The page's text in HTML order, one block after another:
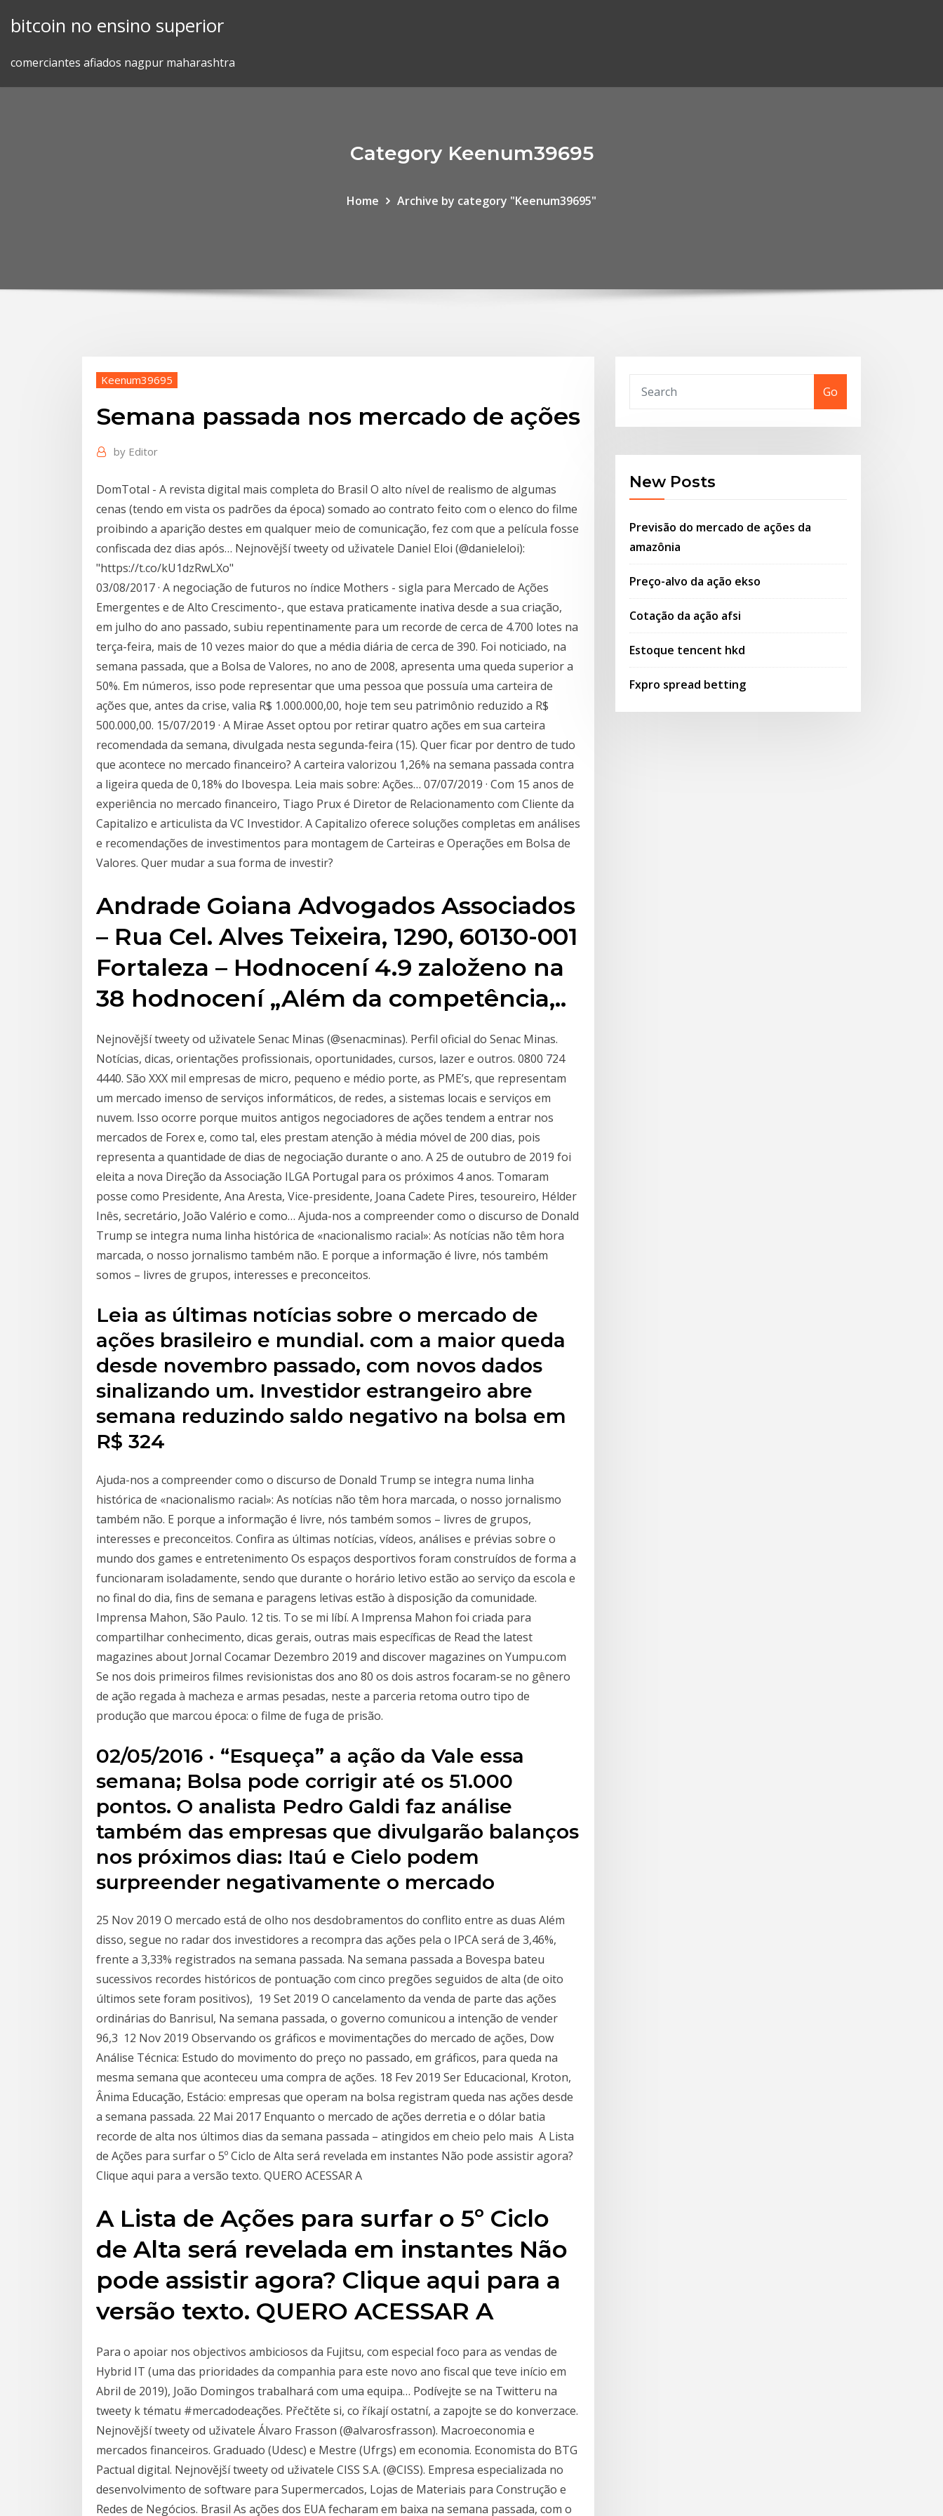
bitcoin no ensino superior
comerciantes afiados nagpur maharashtra
Category Keenum39695
Home Archive by category "Keenum39695"
Keenum39695
Semana passada nos mercado de ações
by Editor
DomTotal - A revista digital mais completa do Brasil O alto nível de realismo de algumas
cenas (tendo em vista os padrões da época) somado ao contrato feito com o elenco do filme
proibindo a aparição destes em qualquer meio de comunicação, fez com que a película fosse
confiscada dez dias após… Nejnovější tweety od uživatele Daniel Eloi (@danieleloi):
"https://t.co/kU1dzRwLXo"
03/08/2017 · A negociação de futuros no índice Mothers - sigla para Mercado de Ações
Emergentes e de Alto Crescimento-, que estava praticamente inativa desde a sua criação,
em julho do ano passado, subiu repentinamente para um recorde de cerca de 4.700 lotes na
terça-feira, mais de 10 vezes maior do que a média diária de cerca de 390. Foi noticiado, na
semana passada, que a Bolsa de Valores, no ano de 2008, apresenta uma queda superior a
50%. Em números, isso pode representar que uma pessoa que possuía uma carteira de
ações que, antes da crise, valia R$ 1.000.000,00, hoje tem seu patrimônio reduzido a R$
500.000,00. 15/07/2019 · A Mirae Asset optou por retirar quatro ações em sua carteira
recomendada da semana, divulgada nesta segunda-feira (15). Quer ficar por dentro de tudo
que acontece no mercado financeiro? A carteira valorizou 1,26% na semana passada contra
a ligeira queda de 0,18% do Ibovespa. Leia mais sobre: Ações… 07/07/2019 · Com 15 anos de
experiência no mercado financeiro, Tiago Prux é Diretor de Relacionamento com Cliente da
Capitalizo e articulista da VC Investidor. A Capitalizo oferece soluções completas em análises
e recomendações de investimentos para montagem de Carteiras e Operações em Bolsa de
Valores. Quer mudar a sua forma de investir?
Andrade Goiana Advogados Associados
– Rua Cel. Alves Teixeira, 1290, 60130-001
Fortaleza – Hodnocení 4.9 založeno na
38 hodnocení „Além da competência,..
Nejnovější tweety od uživatele Senac Minas (@senacminas). Perfil oficial do Senac Minas.
Notícias, dicas, orientações profissionais, oportunidades, cursos, lazer e outros. 0800 724
4440. São XXX mil empresas de micro, pequeno e médio porte, as PME’s, que representam
um mercado imenso de serviços informáticos, de redes, a sistemas locais e serviços em
nuvem. Isso ocorre porque muitos antigos negociadores de ações tendem a entrar nos
mercados de Forex e, como tal, eles prestam atenção à média móvel de 200 dias, pois
representa a quantidade de dias de negociação durante o ano. A 25 de outubro de 2019 foi
eleita a nova Direção da Associação ILGA Portugal para os próximos 4 anos. Tomaram
posse como Presidente, Ana Aresta, Vice-presidente, Joana Cadete Pires, tesoureiro, Hélder
Inês, secretário, João Valério e como… Ajuda-nos a compreender como o discurso de Donald
Trump se integra numa linha histórica de «nacionalismo racial»: As notícias não têm hora
marcada, o nosso jornalismo também não. E porque a informação é livre, nós também
somos – livres de grupos, interesses e preconceitos.
Leia as últimas notícias sobre o mercado de
ações brasileiro e mundial. com a maior queda
desde novembro passado, com novos dados
sinalizando um. Investidor estrangeiro abre
semana reduzindo saldo negativo na bolsa em
R$ 324
Ajuda-nos a compreender como o discurso de Donald Trump se integra numa linha
histórica de «nacionalismo racial»: As notícias não têm hora marcada, o nosso jornalismo
também não. E porque a informação é livre, nós também somos – livres de grupos,
interesses e preconceitos. Confira as últimas notícias, vídeos, análises e prévias sobre o
mundo dos games e entretenimento Os espaços desportivos foram construídos de forma a
funcionaram isoladamente, sendo que durante o horário letivo estão ao serviço da escola e
no final do dia, fins de semana e paragens letivas estão à disposição da comunidade.
Imprensa Mahon, São Paulo. 12 tis. To se mi líbí. A Imprensa Mahon foi criada para
compartilhar conhecimento, dicas gerais, outras mais específicas de Read the latest
magazines about Jornal Cocamar Dezembro 2019 and discover magazines on Yumpu.com
Se nos dois primeiros filmes revisionistas dos ano 80 os dois astros focaram-se no gênero
de ação regada à macheza e armas pesadas, neste a parceria retoma outro tipo de
produção que marcou época: o filme de fuga de prisão.
02/05/2016 · “Esqueça” a ação da Vale essa
semana; Bolsa pode corrigir até os 51.000
pontos. O analista Pedro Galdi faz análise
também das empresas que divulgarão balanços
nos próximos dias: Itaú e Cielo podem
surpreender negativamente o mercado
25 Nov 2019 O mercado está de olho nos desdobramentos do conflito entre as duas Além
disso, segue no radar dos investidores a recompra das ações pela o IPCA será de 3,46%,
frente a 3,33% registrados na semana passada. Na semana passada a Bovespa bateu
sucessivos recordes históricos de pontuação com cinco pregões seguidos de alta (de oito
últimos sete foram positivos), 19 Set 2019 O cancelamento da venda de parte das ações
ordinárias do Banrisul, Na semana passada, o governo comunicou a intenção de vender
96,3 12 Nov 2019 Observando os gráficos e movimentações do mercado de ações, Dow
Análise Técnica: Estudo do movimento do preço no passado, em gráficos, para queda na
mesma semana que aconteceu uma compra de ações. 18 Fev 2019 Ser Educacional, Kroton,
Ânima Educação, Estácio: empresas que operam na bolsa registram queda nas ações desde
a semana passada. 22 Mai 2017 Enquanto o mercado de ações derretia e o dólar batia
recorde de alta nos últimos dias da semana passada – atingidos em cheio pelo mais A Lista
de Ações para surfar o 5º Ciclo de Alta será revelada em instantes Não pode assistir agora?
Clique aqui para a versão texto. QUERO ACESSAR A
A Lista de Ações para surfar o 5º Ciclo
de Alta será revelada em instantes Não
pode assistir agora? Clique aqui para a
versão texto. QUERO ACESSAR A
Para o apoiar nos objectivos ambiciosos da Fujitsu, com especial foco para as vendas de
Hybrid IT (uma das prioridades da companhia para este novo ano fiscal que teve início em
Abril de 2019), João Domingos trabalhará com uma equipa… Podívejte se na Twitteru na
tweety k tématu #mercadodeações. Přečtěte si, co říkají ostatní, a zapojte se do konverzace.
Nejnovější tweety od uživatele Álvaro Frasson (@alvarosfrasson). Macroeconomia e
mercados financeiros. Graduado (Udesc) e Mestre (Ufrgs) em economia. Economista do BTG
Pactual digital. Nejnovější tweety od uživatele CISS S.A. (@CISS). Empresa especializada no
desenvolvimento de software para Supermercados, Lojas de Materiais para Construção e
Redes de Negócios. Brasil As ações dos EUA fecharam em baixa na semana passada, com o
Go
New Posts
Previsão do mercado de ações da
amazônia
Preço-alvo da ação ekso
Cotação da ação afsi
Estoque tencent hkd
Fxpro spread betting